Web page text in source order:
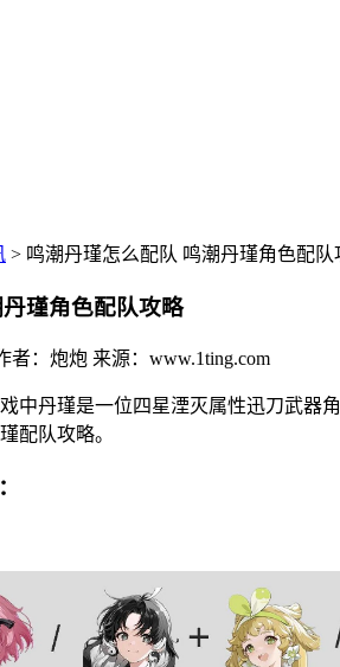
> 鸣潮丹瑾怎么配队 鸣潮丹瑾角色配队
瑾角色配队攻略
者：炮炮 来源：www.1ting.com
中丹瑾是一位四星湮灭属性迅刀武器
配队攻略。